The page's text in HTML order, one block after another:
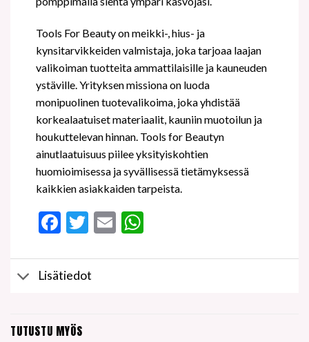
Tools For Beauty on meikki-, hius- ja
kynsitarvikkeiden valmistaja, joka tarjoaa laajan
valikoiman tuotteita ammattilaisille ja kauneuden
ystäville. Yrityksen missiona on luoda
monipuolinen tuotevalikoima, joka yhdistää
korkealaatuiset materiaalit, kauniin muotoilun ja
houkuttelevan hinnan. Tools for Beautyn
ainutlaatuisuus piilee yksityiskohtien
huomioimisessa ja syvällisessä tietämyksessä
kaikkien asiakkaiden tarpeista.
Facebook
Twitter
EmailWhatsApp
Lisätiedot
TUTUSTU MYÖS